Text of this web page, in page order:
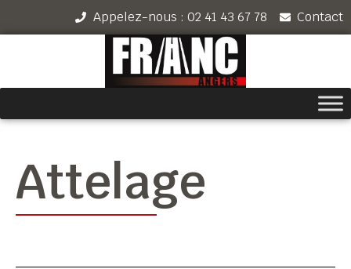
Appelez-nous : 02 41 43 67 78 Contact
Attelage